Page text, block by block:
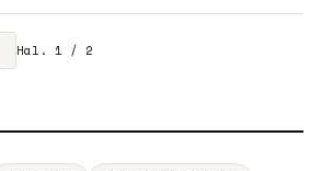
Hal. 1 / 2